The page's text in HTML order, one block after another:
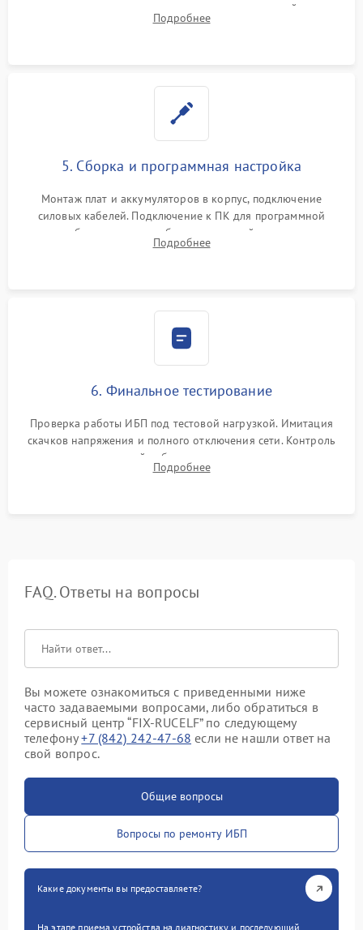
цепи зарядки и монтаж новых радиодеталей.
Восстановление поврежденных токоведущих дорожек и
Подробнее
5. Сборка и программная настройка
Монтаж плат и аккумуляторов в корпус, подключение
силовых кабелей. Подключение к ПК для программной
калибровки констант батареи, настройки порогов
срабатывания AVR и сброса счетчиков старения АКБ.
Подробнее
6. Финальное тестирование
Проверка работы ИБП под тестовой нагрузкой. Имитация
скачков напряжения и полного отключения сети. Контроль
времени автономной работы, температурного режима и
корректности формы выходного сигнала.
Подробнее
FAQ. Ответы на вопросы
Вы можете ознакомиться с приведенными ниже
часто задаваемыми вопросами, либо обратиться в
сервисный центр “FIX-RUCELF” по следующему
телефону+7 (842) 242-47-68 если не нашли ответ на
свой вопрос.
Общие вопросы
Вопросы по ремонту ИБП
Какие документы вы предоставляете?
На этапе приема устройства на диагностику и последующий